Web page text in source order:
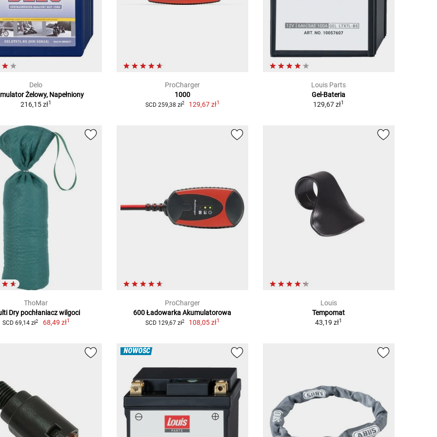
Delo
Żelowy, Napełniony
216,15 zł1
ProCharger
1000
SCD 259,38 zł2 129,67 zł1
Louis Parts
Gel-Bateria
129,67 zł1
ThoMar
Dry pochłaniacz wilgoci
SCD 69,14 zł2 68,49 zł1
ProCharger
600 Ładowarka Akumulatorowa
SCD 129,67 zł2 108,05 zł1
Louis
Tempomat
43,19 zł1
NOWOŚĆ